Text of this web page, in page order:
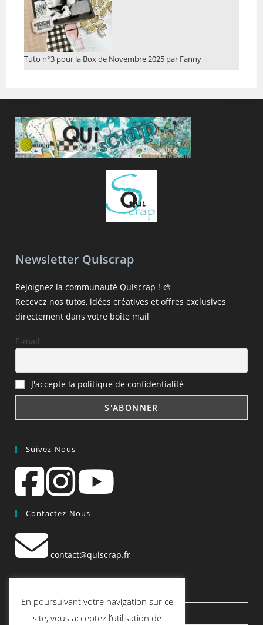
Tuto n°3 pour la Box de Novembre 2025 par Fanny
Newsletter Quiscrap
Rejoignez la communauté Quiscrap ! 🎨
Recevez nos tutos, idées créatives et offres exclusives
directement dans votre boîte mail
E-mail
J'accepte la politique de confidentialité
Suivez-Nous
Contactez-Nous
contact@quiscrap.fr
Le Blog
En poursuivant votre navigation sur ce
site, vous acceptez l’utilisation de